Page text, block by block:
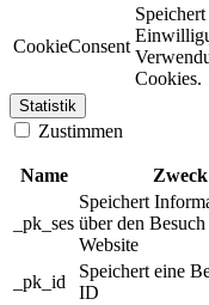
CookieConsent
Cookies.
Statistik
Zustimmen
Name Zweck
_pk_ses
Speichert
über den Besuch
Website
_pk_id
Speichert eine
ID